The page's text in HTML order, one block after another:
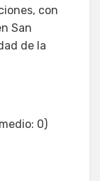
con
San
de la
0)